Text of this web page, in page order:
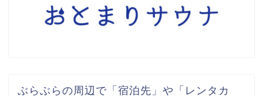
ぶらぶらの周辺で「宿泊先」や「レンタカ